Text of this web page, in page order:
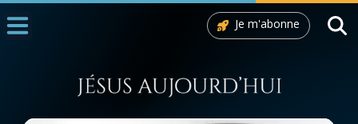
Je m'abonne